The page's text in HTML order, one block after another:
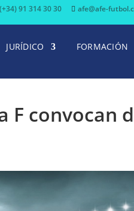
(+34) 91 314 30 30 afe@afe-
JURÍDICO FORMACIÓN
F convocan